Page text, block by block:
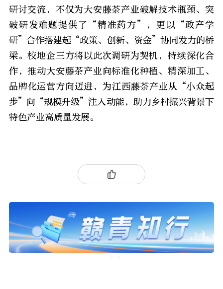
研讨交流，不仅为大安藤茶产业破解技术瓶颈、突
破研发难题提供了“精准药方”，更以“政产学
研”合作搭建起“政策、创新、资金”协同发力的桥
梁。校地企三方将以此次调研为契机，持续深化合
作，推动大安藤茶产业向标准化种植、精深加工、
品牌化运营方向迈进，为江西藤茶产业从“小众起
步”向“规模升级”注入动能，助力乡村振兴背景下
特色产业高质量发展。